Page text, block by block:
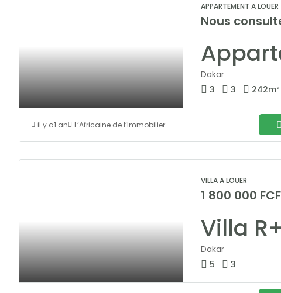
APPARTEMENT A LOUER
Nous
Dakar
3
3 242m²
il y a1 an L’Africaine de l’Immobilier
VILLA A LOUER
1 800 000
Dakar
5
3